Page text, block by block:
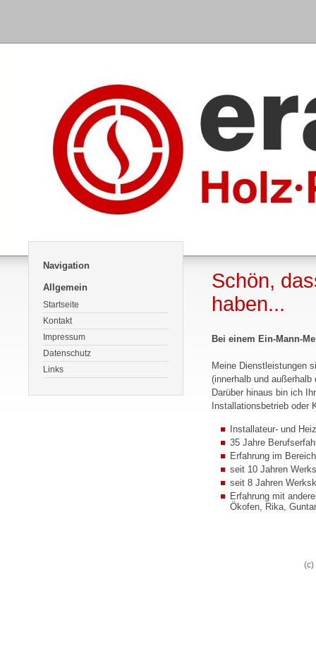
Navigation
Allgemein
Startseite
Kontakt
Impressum
Datenschutz
Links
Schön,
haben...
Bei einem Ein-Mann-
Meine Dienstleistungen
(innerhalb und
Darüber hinaus bin ich
Installationsbetrieb oder
Installateur- und
35 Jahre
Erfahrung im
seit 10 Jahren
seit 8 Jahren
Erfahrung mit
Ökofen, Rika,
(c)